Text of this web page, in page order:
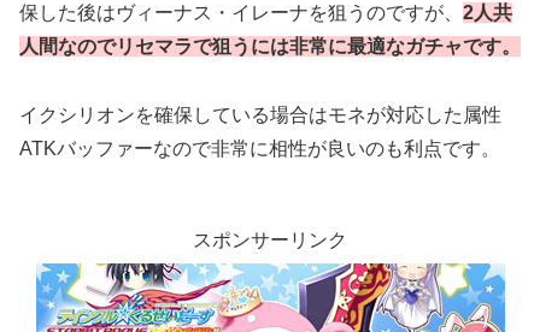
保した後はヴィーナス・イレーナを狙うのですが、 2人共
人間なのでリセマラで狙うには非常に最適なガチャです。
イクシリオンを確保している場合はモネが対応した属性
ATKバッファーなので非常に相性が良いのも利点です。
スポンサーリンク